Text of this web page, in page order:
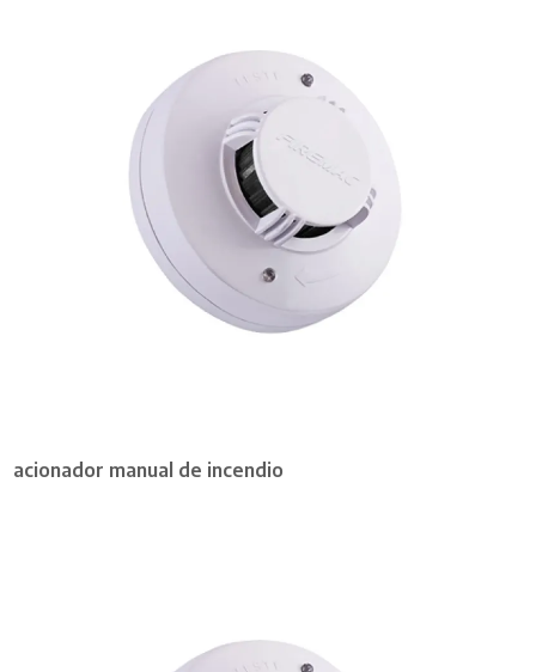
acionador manual de incendio